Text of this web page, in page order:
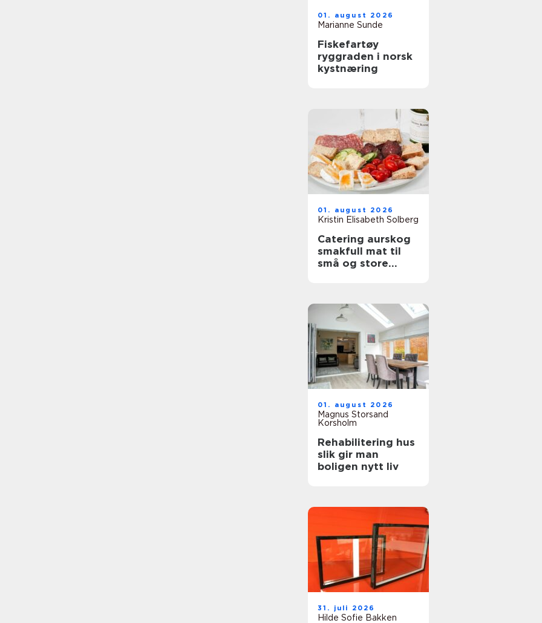
01. august 2026
Marianne Sunde
Fiskefartøy
ryggraden i norsk
kystnæring
01. august 2026
Kristin Elisabeth Solberg
Catering aurskog
smakfull mat til
små og store
01. august 2026
Magnus Storsand
Korsholm
Rehabilitering hus
slik gir man
boligen nytt liv
31. juli 2026
Hilde Sofie Bakken